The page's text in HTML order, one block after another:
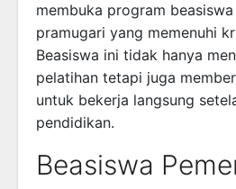
membuka program
pramugari yang memenuhi
Beasiswa ini tidak hanya
pelatihan tetapi juga
untuk bekerja langsung
pendidikan.
Beasiswa